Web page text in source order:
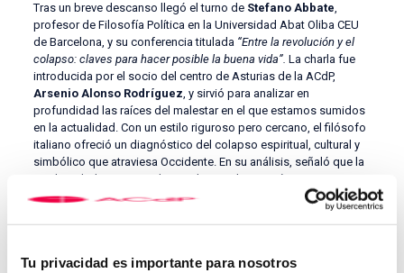
Tu privacidad es importante para nosotros
Tras un breve descanso llegó el turno de Stefano Abbate,
profesor de Filosofía Política en la Universidad Abat Oliba CEU
de Barcelona, y su conferencia titulada “Entre la revolución y el
colapso: claves para hacer posible la buena vida”. La charla fue
introducida por el socio del centro de Asturias de la ACdP,
Arsenio Alonso Rodríguez, y sirvió para analizar en
profundidad las raíces del malestar en el que estamos sumidos
en la actualidad. Con un estilo riguroso pero cercano, el filósofo
italiano ofreció un diagnóstico del colapso espiritual, cultural y
simbólico que atraviesa Occidente. En su análisis, señaló que la
modernidad —y especialmente lo que denominó
“hipermodernidad”— ha roto con las mediaciones tradicionales
que daban sentido a la existencia humana, como el lenguaje
esperanza cristiana no es optimismo ideológico, sino certeza